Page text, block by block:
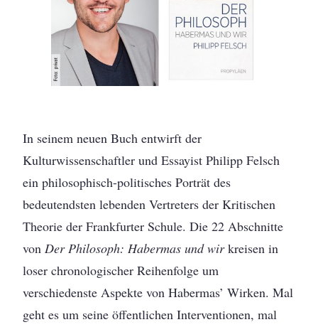
In seinem neuen Buch entwirft der
Kulturwissenschaftler und Essayist Philipp Felsch
ein philosophisch-politisches Porträt des
bedeutendsten lebenden Vertreters der Kritischen
Theorie der Frankfurter Schule. Die 22 Abschnitte
vonDer Philosoph: Habermas und wirkreisen in
loser chronologischer Reihenfolge um
verschiedenste Aspekte von Habermas’ Wirken. Mal
geht es um seine öffentlichen Interventionen, mal